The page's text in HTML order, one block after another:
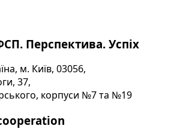
Перспектива. Успіх
м. Київ, 03056,
37,
корпуси №7 та №19